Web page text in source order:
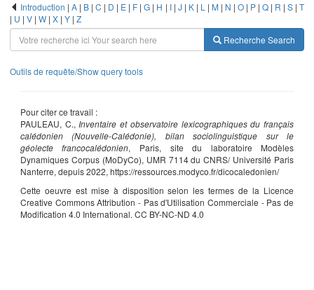
Introduction |A | B |C | D | E | F |G | H | I| J | K| L | M| N | O| P|Q | R |S |T
| U | V| W| X| Y| Z
Recherche Search
Outils de requête/Show query tools
Pour citer ce travail :
PAULEAU, C., Inventaire et observatoire lexicographiques du français
calédonien (Nouvelle-Calédonie), bilan sociolinguistique sur le
géolecte francocalédonien, Paris, site du laboratoire Modèles
Dynamiques Corpus (MoDyCo), UMR 7114 du CNRS/ Université Paris
Nanterre, depuis 2022, https://ressources.modyco.fr/dicocaledonien/
Cette oeuvre est mise à disposition selon les termes de la Licence
Creative Commons Attribution - Pas d'Utilisation Commerciale - Pas de
Modification 4.0 International. CC BY-NC-ND 4.0